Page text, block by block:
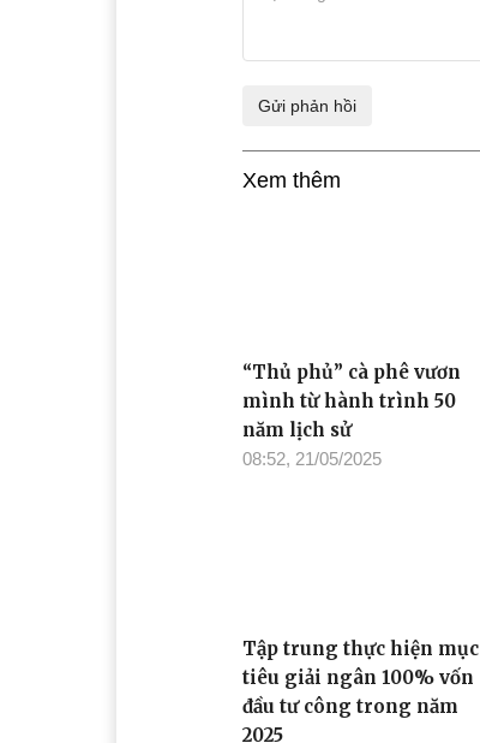
Xem thêm
“Thủ phủ” cà phê vươn
mình từ hành trình 50
năm lịch sử
08:52, 21/05/2025
Tập trung thực hiện mục
tiêu giải ngân 100% vốn
đầu tư công trong năm
2025